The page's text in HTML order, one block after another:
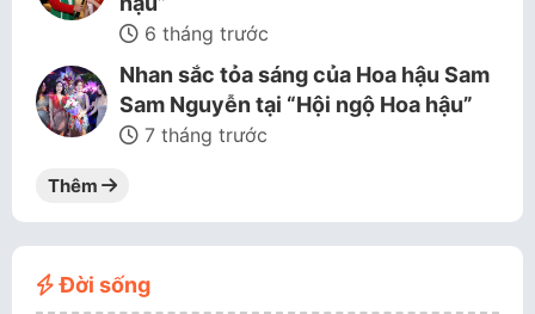
6 tháng trước
Nhan sắc tỏa sáng của Hoa hậu Sam
Sam Nguyễn tại “Hội ngộ Hoa hậu”
7 tháng trước
Thêm
Đời sống